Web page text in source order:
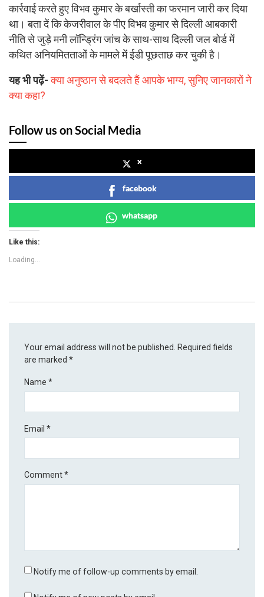
कार्रवाई करते हुए विभव कुमार के बर्खास्ती का फरमान जारी कर दिया
था। बता दें कि केजरीवाल के पीए विभव कुमार से दिल्ली आबकारी
नीति से जुड़े मनी लॉन्ड्रिंग जांच के साथ-साथ दिल्ली जल बोर्ड में
कथित अनियमितताओं के मामले में ईडी पूछताछ कर चुकी है।
यह भी पढ़ें- क्या अनुष्ठान से बदलते हैं आपके भाग्य, सुनिए जानकारों ने
क्या कहा?
Follow us on Social Media
x
facebook
whatsapp
Like this:
Loading...
Your email address will not be published.
Required fields
are marked*
Name*
Email*
Comment*
Notify me of follow-up comments by email.